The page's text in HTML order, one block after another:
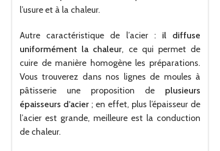
l’usure et à la chaleur.
Autre caractéristique de l’acier : il diffuse
uniformément la chaleur, ce qui permet de
cuire de manière homogène les préparations.
Vous trouverez dans nos lignes de moules à
pâtisserie une proposition de plusieurs
épaisseurs d’acier ; en effet, plus l’épaisseur de
l’acier est grande, meilleure est la conduction
de chaleur.